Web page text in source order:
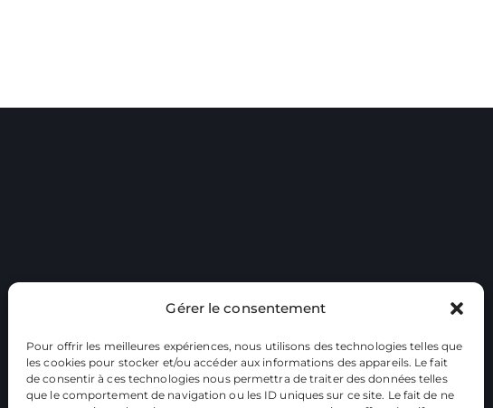
Gérer le consentement
Pour offrir les meilleures expériences, nous utilisons des technologies telles que
les cookies pour stocker et/ou accéder aux informations des appareils. Le fait
de consentir à ces technologies nous permettra de traiter des données telles
que le comportement de navigation ou les ID uniques sur ce site. Le fait de ne